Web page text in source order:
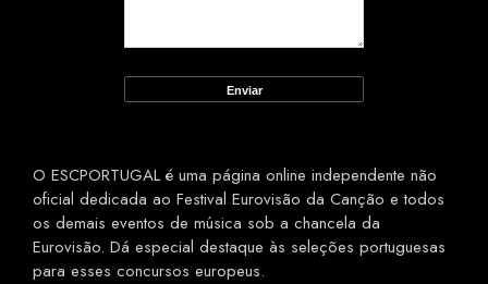
O ESCPORTUGAL é uma página online independente não
oficial dedicada ao Festival Eurovisão da Canção e todos
os demais eventos de música sob a chancela da
Eurovisão. Dá especial destaque às seleções portuguesas
para esses concursos europeus.